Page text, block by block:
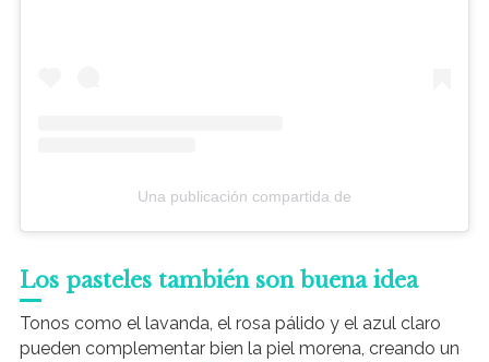
Una publicación compartida de
Los pasteles también son buena idea
Tonos como el lavanda, el rosa pálido y el azul claro
pueden complementar bien la piel morena, creando un